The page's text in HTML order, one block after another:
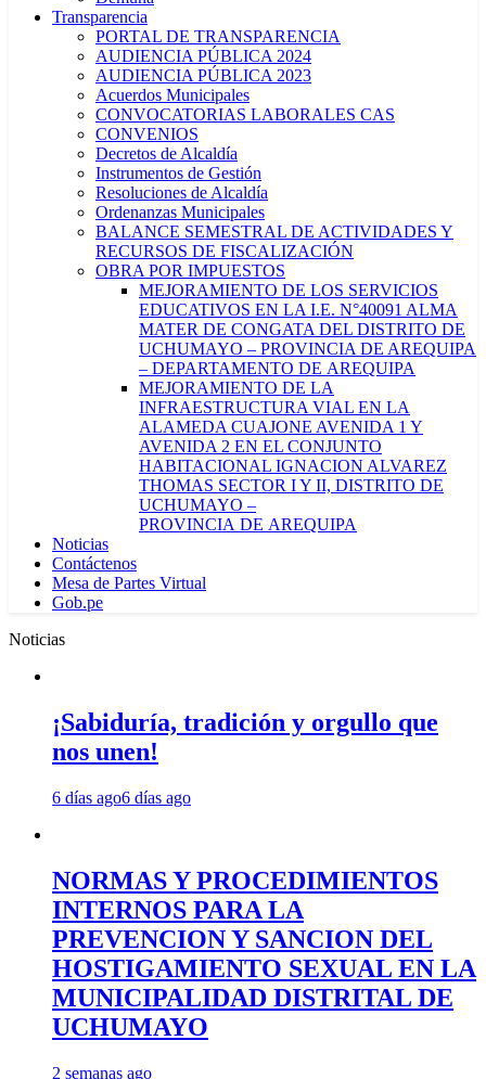
Transparencia
PORTAL DE TRANSPARENCIA
AUDIENCIA PÚBLICA 2024
AUDIENCIA PÚBLICA 2023
Acuerdos Municipales
CONVOCATORIAS LABORALES CAS
CONVENIOS
Decretos de Alcaldía
Instrumentos de Gestión
Resoluciones de Alcaldía
Ordenanzas Municipales
BALANCE SEMESTRAL DE ACTIVIDADES Y
RECURSOS DE FISCALIZACIÓN
OBRA POR IMPUESTOS
MEJORAMIENTO DE LOS SERVICIOS
EDUCATIVOS EN LA I.E. N°40091 ALMA
MATER DE CONGATA DEL DISTRITO DE
UCHUMAYO – PROVINCIA DE AREQUIPA
– DEPARTAMENTO DE AREQUIPA
MEJORAMIENTO DE LA
INFRAESTRUCTURA VIAL EN LA
ALAMEDA CUAJONE AVENIDA 1 Y
AVENIDA 2 EN EL CONJUNTO
HABITACIONAL IGNACION ALVAREZ
THOMAS SECTOR I Y II, DISTRITO DE
UCHUMAYO –
PROVINCIA DE AREQUIPA
Noticias
Contáctenos
Mesa de Partes Virtual
Gob.pe
Noticias
¡Sabiduría, tradición y orgullo que
nos unen!
6 días ago6 días ago
NORMAS Y PROCEDIMIENTOS
INTERNOS PARA LA
PREVENCION Y SANCION DEL
HOSTIGAMIENTO SEXUAL EN LA
MUNICIPALIDAD DISTRITAL DE
UCHUMAYO
2 semanas ago